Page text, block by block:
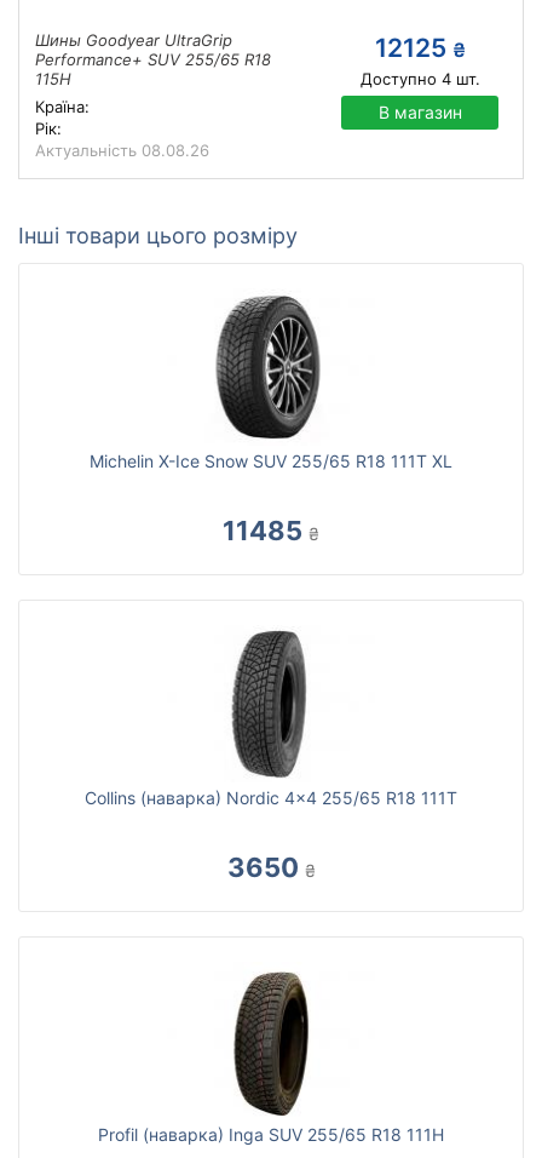
Шины Goodyear UltraGrip
Performance+ SUV 255/65 R18
115H
Країна:
Рік:
Актуальність 08.08.26
12125 ₴
Доступно 4шт.
В магазин
Інші товари цього розміру
Michelin X-Ice Snow SUV 255/65 R18 111T XL
11485 ₴
Collins (наварка) Nordic 4x4 255/65 R18 111T
3650 ₴
Profil (наварка) Inga SUV 255/65 R18 111H